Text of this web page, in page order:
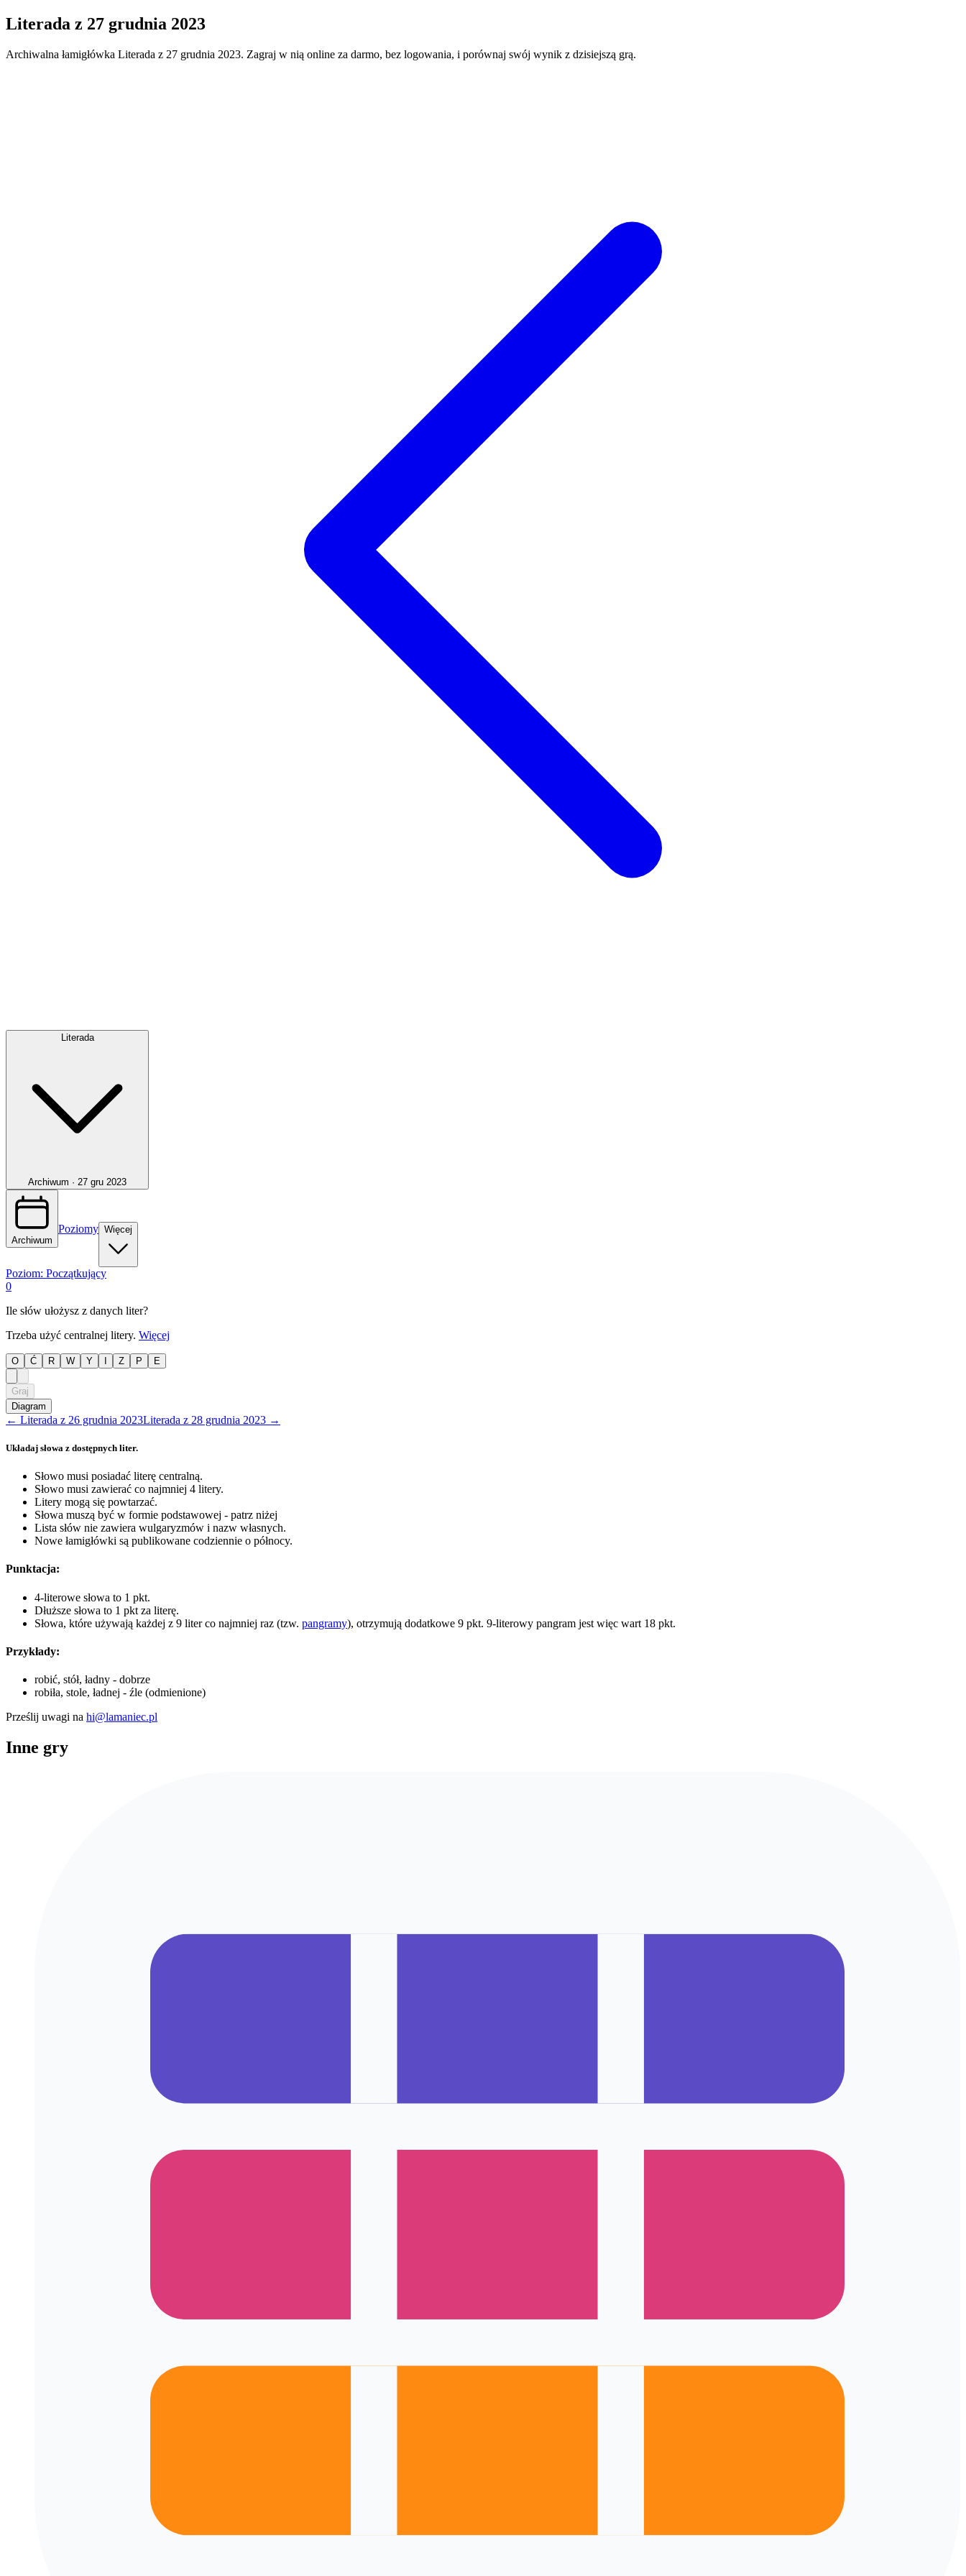
Literada z 27 grudnia 2023
Archiwalna łamigłówka Literada z 27 grudnia 2023. Zagraj w nią online za darmo, bez logowania, i porównaj swój wynik z dzisiejszą grą.
Literada
Archiwum · 27 gru 2023
Archiwum
Poziomy Więcej
Poziom: Początkujący
0
Ile słów ułożysz z danych liter?
Trzeba użyć centralnej litery. Więcej
O Ć R W Y Z P E
Graj
Diagram
← Literada z 26 grudnia 2023Literada z 28 grudnia 2023 →
Układaj słowa z dostępnych liter.
Słowo musi posiadać literę centralną.
Słowo musi zawierać co najmniej 4 litery.
Litery mogą się powtarzać.
Słowa muszą być w formie podstawowej - patrz niżej
Lista słów nie zawiera wulgaryzmów i nazw własnych.
Nowe łamigłówki są publikowane codziennie o północy.
Punktacja:
4-literowe słowa to 1 pkt.
Dłuższe słowa to 1 pkt za literę.
Słowa, które używają każdej z 9 liter co najmniej raz (tzw. pangramy), otrzymują dodatkowe 9 pkt. 9-literowy pangram jest więc wart 18 pkt.
Przykłady:
robić, stół, ładny - dobrze
robiła, stole, ładnej - źle (odmienione)
Prześlij uwagi na hi@lamaniec.pl
Inne gry